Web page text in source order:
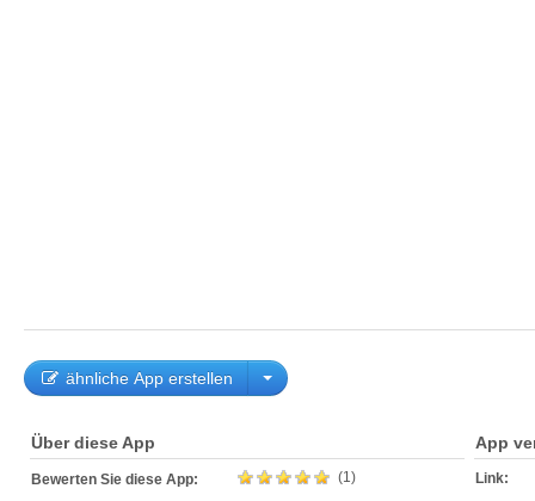
ähnliche App erstellen
Über diese App
Bewerten Sie diese App: (1)
App
Link: